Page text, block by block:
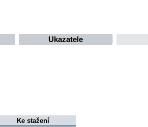
Ukazatele
Ke stažení